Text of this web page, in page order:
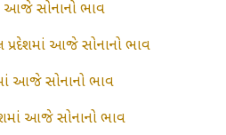
આજે સોનાનો ભાવ
પ્રદેશમાં આજે સોનાનો ભાવ
આજે સોનાનો ભાવ
આજે સોનાનો ભાવ